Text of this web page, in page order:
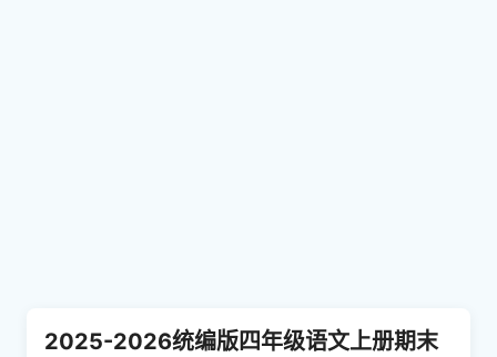
2025-2026统编版四年级语文上册期末